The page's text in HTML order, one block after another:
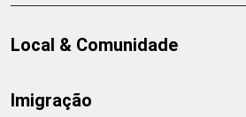
Local & Comunidade
Imigração